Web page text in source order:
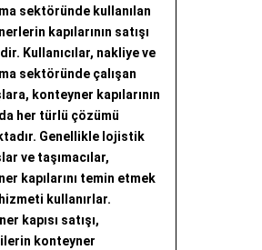
sektöründe kullanılan
kapılarının satışı
Kullanıcılar, nakliye ve
sektöründe çalışan
konteyner kapılarının
her türlü çözümü
Genellikle lojistik
ve taşımacılar,
kapılarını temin etmek
kullanırlar.
kapısı satışı,
konteyner